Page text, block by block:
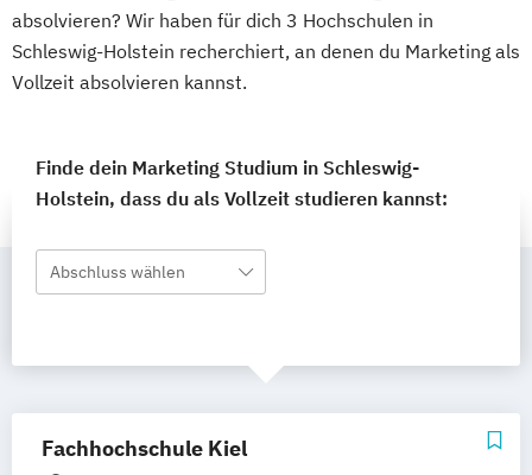
absolvieren? Wir haben für dich 3 Hochschulen in
Schleswig-Holstein recherchiert, an denen du Marketing als
Vollzeit absolvieren kannst.
Finde dein Marketing Studium in Schleswig-
Holstein, dass du als Vollzeit studieren kannst:
Abschluss wählen
Fachhochschule Kiel